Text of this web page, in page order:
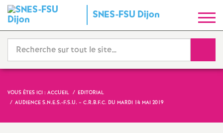
SNES-FSU Dijon
y
n
d
i
VOUS ÊTES ICI : ACCUEIL
EDITORIAL
AUDIENCE S.N.E.S.-F.S.U. – C.R.B.F.C. DU MARDI 14 MAI 2019